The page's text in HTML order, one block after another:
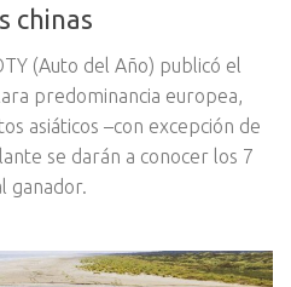
chinas
(Auto del Año) publicó el
predominancia europea,
asiáticos –con excepción de
se darán a conocer los 7
ganador.